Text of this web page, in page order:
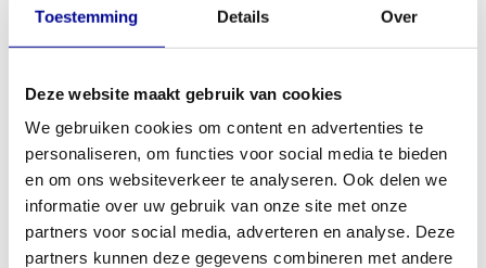
Toestemming Details Over
Deze website maakt gebruik van cookies
We gebruiken cookies om content en advertenties te
personaliseren, om functies voor social media te bieden
en om ons websiteverkeer te analyseren. Ook delen we
informatie over uw gebruik van onze site met onze
partners voor social media, adverteren en analyse. Deze
partners kunnen deze gegevens combineren met andere
TOEVOEGEN AAN OFFERTE
PROFESSIONEEL
FITNESSAPPARATUUR
STANDAARD ÉÉN JAAR
GARANTIE
MEER DAN 28 JAAR
ERVARING
BESTE PRIJZEN EN
MOOISTE APPARATUUR